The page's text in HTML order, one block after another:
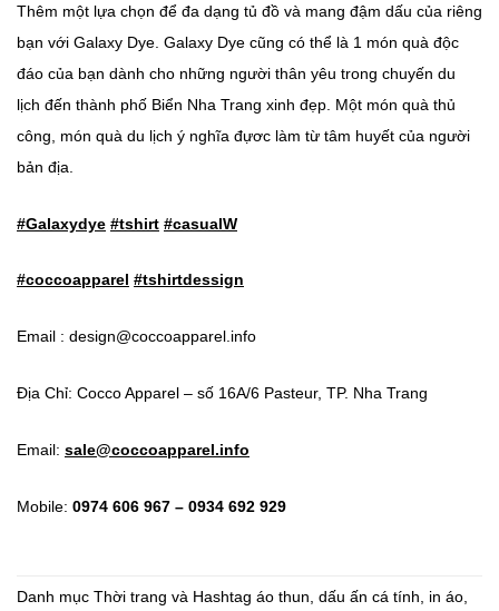
Thêm một lựa chọn để đa dạng tủ đồ và mang đậm dấu của riêng
bạn với Galaxy Dye. Galaxy Dye cũng có thể là 1 món quà độc
đáo của bạn dành cho những người thân yêu trong chuyến du
lịch đến thành phố Biển Nha Trang xinh đẹp. Một món quà thủ
công, món quà du lịch ý nghĩa đựơc làm từ tâm huyết của người
bản địa.
#Galaxydye #tshirt #casualW
#coccoapparel #tshirtdessign
Email : design@coccoapparel.info
Địa Chỉ: Cocco Apparel – số 16A/6 Pasteur, TP. Nha Trang
Email: sale@coccoapparel.info
Mobile: 0974 606 967 – 0934 692 929
Danh mục Thời trang và Hashtag áo thun dấu ấn cá tính in áo